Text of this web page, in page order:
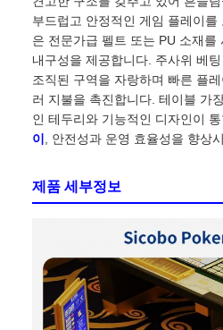
부드럽고 안정적인 게임 플레이
은 전문가급 펠트 또는 PU 소재를
내구성을 제공합니다. 주사위 베
조직된 구역을 자랑하며 빠른 플
러 지불을 촉진합니다. 테이블 가
인 테두리와 기능적인 디자인이
이
, 안전성과 운영 효율성을 향상
제품 세부정보